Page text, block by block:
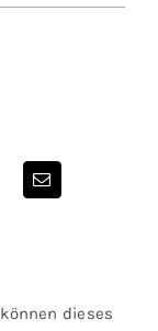
dieses